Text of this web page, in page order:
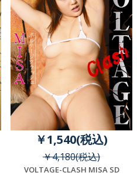
￥1,540(税込)
￥4,180(税込)
VOLTAGE-CLASH MISA SD